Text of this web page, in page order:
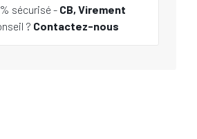
sécurisé - CB, Virement
? Contactez-nous